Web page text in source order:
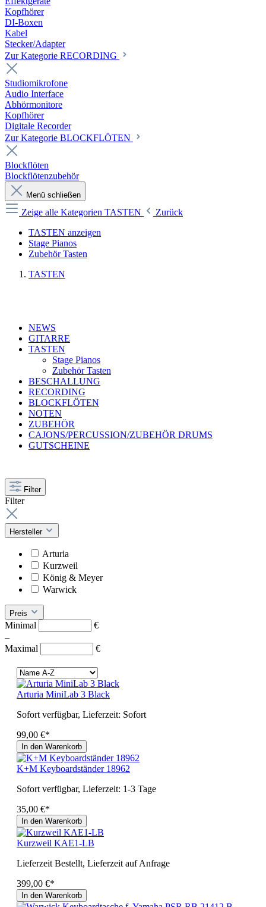
Kopfhörer
DI-Boxen
Kabel
Stecker/Adapter
Zur Kategorie RECORDING
Studiomikrofone
Audio Interface
Abhörmonitore
Kopfhörer
Digitale Recorder
Zur Kategorie BLOCKFLÖTEN
Blockflöten
Blockflötenzubehör
Menü schließen
Zeige alle Kategorien TASTEN
Zurück
TASTEN anzeigen
Stage Pianos
Zubehör Tasten
TASTEN
NEWS
GITARRE
TASTEN
Stage Pianos
Zubehör Tasten
BESCHALLUNG
RECORDING
BLOCKFLÖTEN
NOTEN
ZUBEHÖR
CAJONS/PERCUSSION/ZUBEHÖR DRUMS
GUTSCHEINE
Filter
Filter
Hersteller
Arturia
Kurzweil
König & Meyer
Warwick
Preis
Minimal
€
–
Maximal
€
Arturia MiniLab 3 Black
Sofort verfügbar, Lieferzeit: Sofort
99,00 €*
In den Warenkorb
K+M Keyboardständer 18962
Sofort verfügbar, Lieferzeit: 1-3 Tage
35,00 €*
In den Warenkorb
Kurzweil KAE1-LB
Lieferzeit Bestellt, Lieferzeit auf Anfrage
399,00 €*
In den Warenkorb